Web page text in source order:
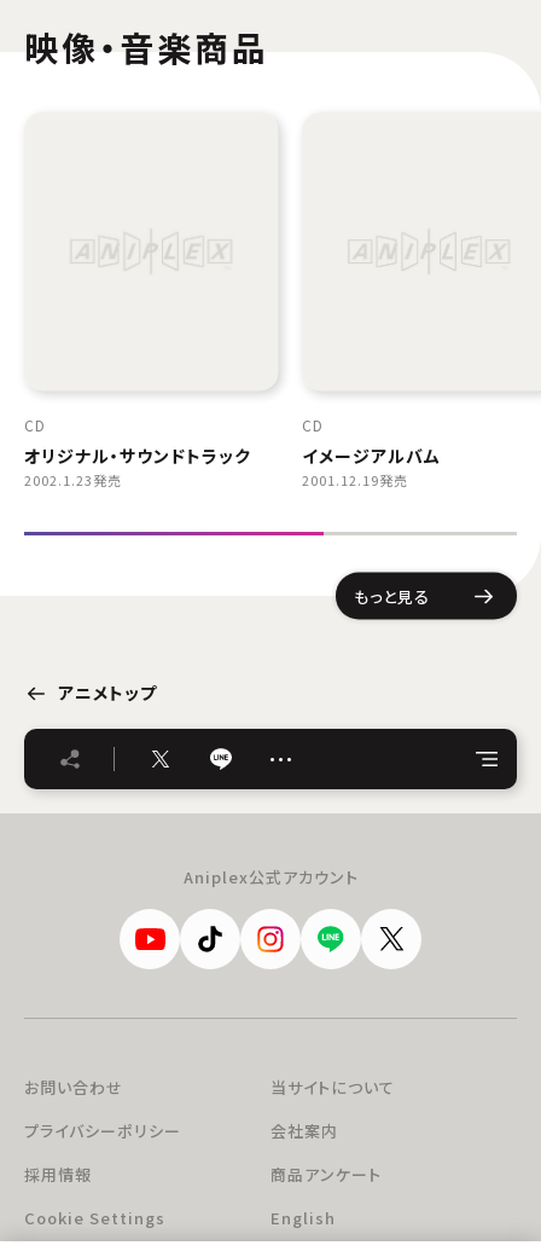
映像・音楽商品
CD
オリジナル・サウンドトラック
2002.1.23発売
CD
イメージアルバム
2001.12.19発売
もっと見る
アニメトップ
…
Aniplex公式アカウント
お問い合わせ
当サイトについて
プライバシーポリシー
会社案内
採用情報
商品アンケート
Cookie Settings
English